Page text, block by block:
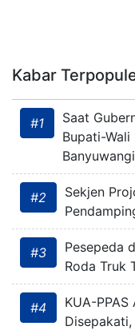
Kabar
#1
Saat
Bupati-
Banyuwangi
#2
Sekjen
#3
Pesepeda
Roda Truk
#4
KUA-
Disepakati,